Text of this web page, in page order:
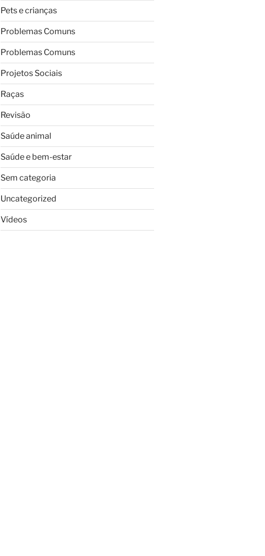
Pets e crianças
Problemas Comuns
Problemas Comuns
Projetos Sociais
Raças
Revisão
Saúde animal
Saúde e bem-estar
Sem categoria
Uncategorized
Vídeos